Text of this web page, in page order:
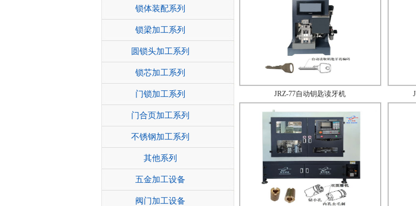
锁体装配系列
锁梁加工系列
圆锁头加工系列
锁芯加工系列
门锁加工系列
门合页加工系列
不锈钢加工系列
其他系列
五金加工设备
阀门加工设备
JRZ-77自动钥匙读牙机
JZ-9.6L自动锁芯双面雕铣机